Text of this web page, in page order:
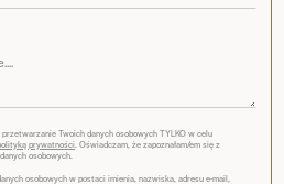
Twoich danych osobowych TYLKO w celu
prywatności. Oświadczam, że zapoznałam/em się z
osobowych.
osobowych w postaci imienia, nazwiska, adresu e-mail,